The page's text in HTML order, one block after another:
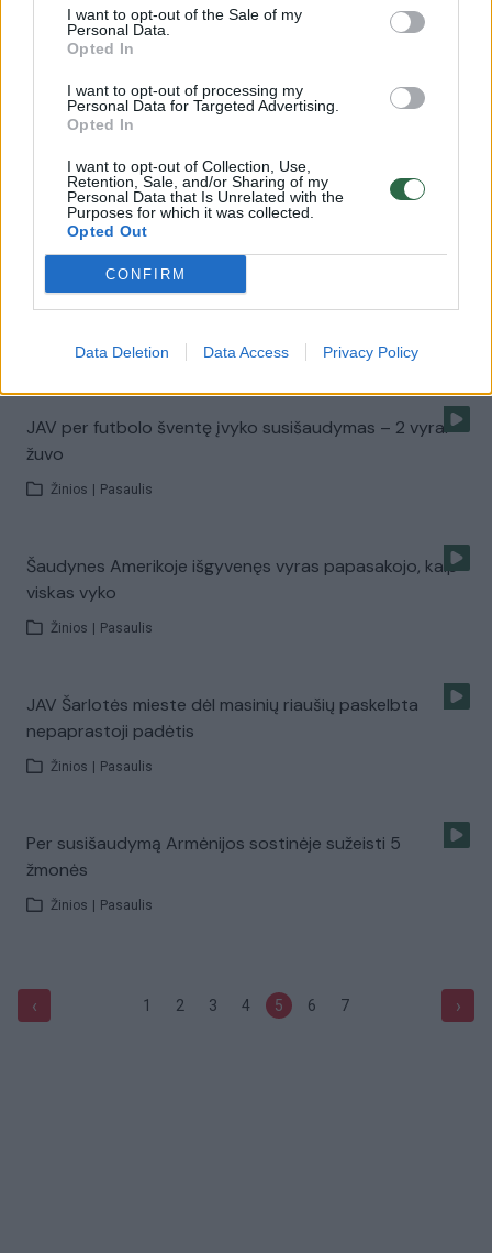
I want to opt-out of the Sale of my
Personal Data.
Opted In
I want to opt-out of processing my
Personal Data for Targeted Advertising.
Opted In
I want to opt-out of Collection, Use,
Retention, Sale, and/or Sharing of my
Personal Data that Is Unrelated with the
Purposes for which it was collected.
Opted Out
CONFIRM
Data Deletion Data Access Privacy Policy
Per susišaudymą Jungtinėse Valstijose žuvo 4 žmonės
Žinios | Pasaulis
Kraupu: Brazilijoje prieš futbolo rungtynes įvyko
šaudynės
Žinios | Pasaulis
Islamistai Filipinuose iš kalėjimo išlaisvino per 150 kalinių
Žinios | Pasaulis
JAV per futbolo šventę įvyko susišaudymas – 2 vyrai
žuvo
Žinios Pasaulis
Šaudynes Amerikoje išgyvenęs vyras papasakojo, kaip
viskas vyko
Žinios Pasaulis
JAV Šarlotės mieste dėl masinių riaušių paskelbta
nepaprastoji padėtis
Žinios Pasaulis
Per susišaudymą Armėnijos sostinėje sužeisti 5
žmonės
Žinios Pasaulis
‹ 1 2 3 4 5 6 7 ›